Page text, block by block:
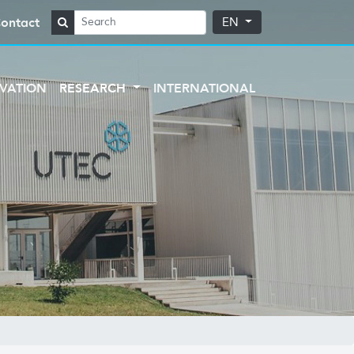
EN
RESEARCH INTERNATIONAL